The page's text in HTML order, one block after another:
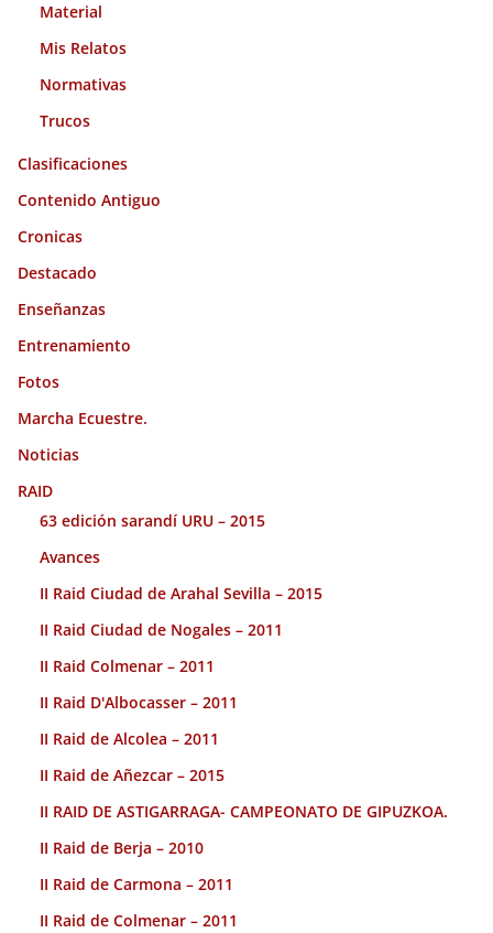
Material
Mis Relatos
Normativas
Trucos
Clasificaciones
Contenido Antiguo
Cronicas
Destacado
Enseñanzas
Entrenamiento
Fotos
Marcha Ecuestre.
Noticias
RAID
63 edición sarandí URU – 2015
Avances
II Raid Ciudad de Arahal Sevilla – 2015
II Raid Ciudad de Nogales – 2011
II Raid Colmenar – 2011
II Raid D'Albocasser – 2011
II Raid de Alcolea – 2011
II Raid de Añezcar – 2015
II RAID DE ASTIGARRAGA- CAMPEONATO DE GIPUZKOA.
II Raid de Berja – 2010
II Raid de Carmona – 2011
II Raid de Colmenar – 2011